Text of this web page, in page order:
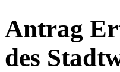
Antrag
des